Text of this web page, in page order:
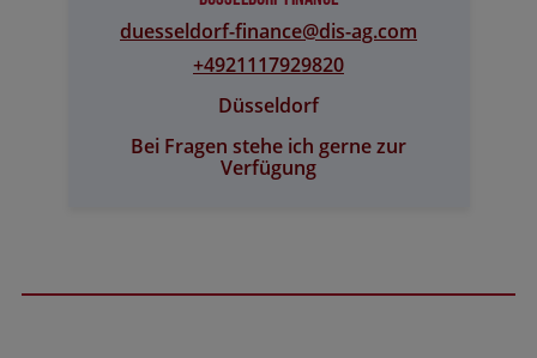
duesseldorf-finance@​dis-ag.com
+4921117929820
Düsseldorf
Bei Fragen stehe ich gerne zur
Verfügung